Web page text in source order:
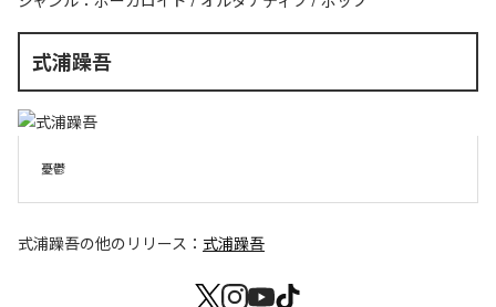
式浦躁吾
憂鬱
式浦躁吾の他のリリース： 式浦躁吾